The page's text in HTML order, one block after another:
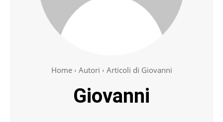
Home Autori Articoli di Giovanni
Giovanni